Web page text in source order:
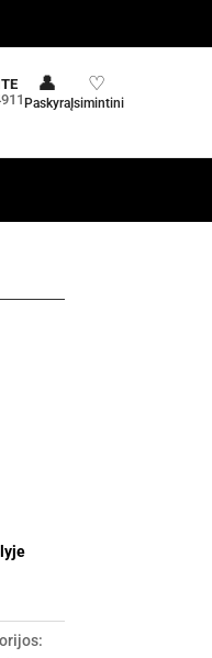
👤
Paskyra
♡
Įsimintini